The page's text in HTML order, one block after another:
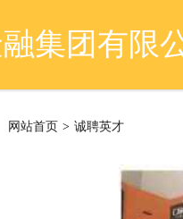
集团有限
网站首页 > 诚聘英才